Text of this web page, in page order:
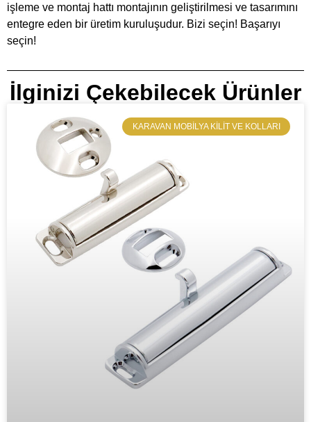
işleme ve montaj hattı montajının geliştirilmesi ve tasarımını
entegre eden bir üretim kuruluşudur. Bizi seçin! Başarıyı
seçin!
İlginizi Çekebilecek Ürünler
​KARAVAN MOBILYA KILIT VE KOLLARI